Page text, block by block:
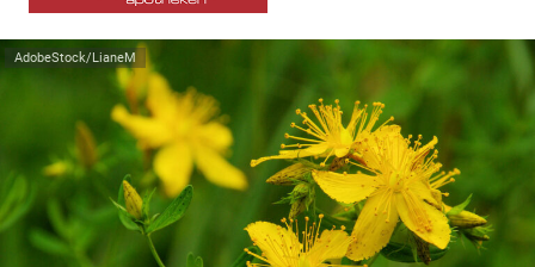
AdobeStock/LianeM